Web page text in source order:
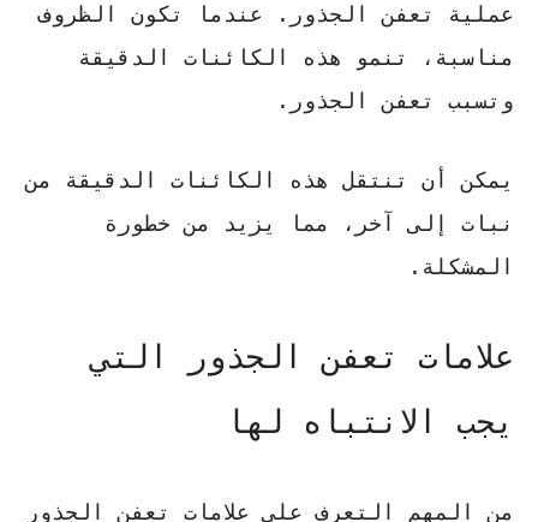
عملية تعفن الجذور. عندما تكون الظروف
مناسبة، تنمو هذه الكائنات الدقيقة
وتسبب تعفن الجذور.
يمكن أن تنتقل هذه الكائنات الدقيقة من
نبات إلى آخر، مما يزيد من خطورة
المشكلة.
علامات تعفن الجذور التي
يجب الانتباه لها
من المهم التعرف على علامات تعفن الجذور